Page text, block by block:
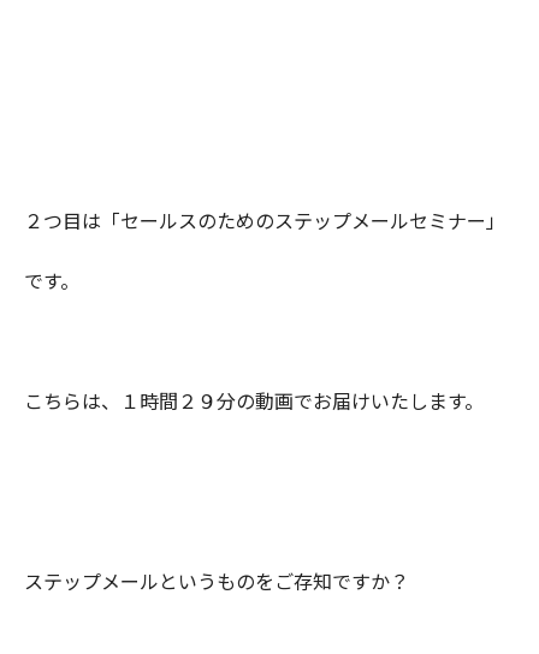
２つ目は「セールスのためのステップメールセミナー」
です。
こちらは、１時間２９分の動画でお届けいたします。
ステップメールというものをご存知ですか？